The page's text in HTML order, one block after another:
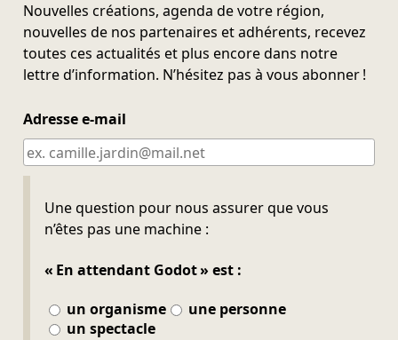
Nouvelles créations, agenda de votre région,
nouvelles de nos partenaires et adhérents, recevez
toutes ces actualités et plus encore dans notre
lettre d’information. N’hésitez pas à vous abonner !
Adresse e-mail
Une question pour nous assurer que vous
n’êtes pas une machine :
« En attendant Godot » est :
un organisme
une personne
un spectacle
Ne pas remplir